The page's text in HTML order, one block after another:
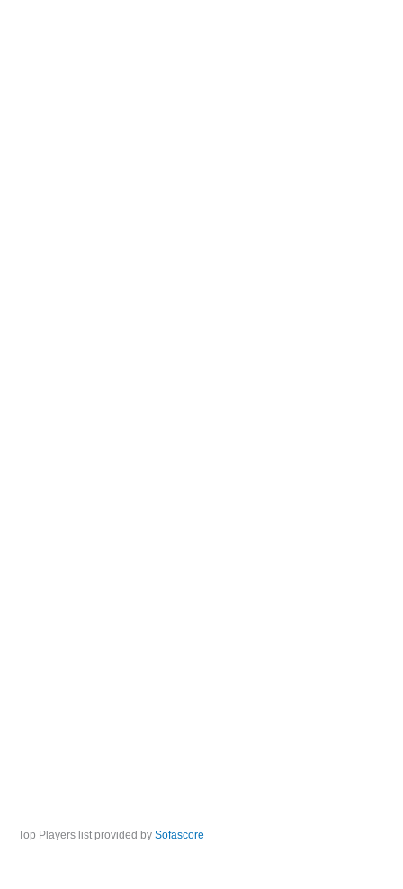
Top Players list provided by Sofascore